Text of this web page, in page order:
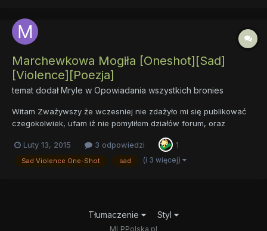
Marchewkowa Mogiła [Oneshot][Sad]
[Violence][Poezja]
temat dodałMryle w Opowiadania wszystkich bronies
Witam Zważywszy że wczesniej nie zdażyło mi się publikować
czegokolwiek, ufam iż nie pomyliłem działów forum, oraz
czegokolwiek innego. Również wracając do tematu prezentuję
swoje... chyba najlepiej ocenić to jako zbiór wierszy, jednakże
chyba spełnia wystarczająco wymogów. (jeśli nie to poradźcie...
Luty 13, 2015 3 odpowiedzi 1
Sad Violence One-Shot sad (i 3 więcej)
Tłumaczenie Styl
MLPPolska.pl